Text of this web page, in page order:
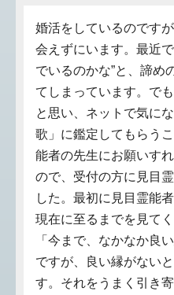
婚活をしているのです
会えずにいます。最近
でいるのかな”と、諦め
てしまっています。で
と思い、ネットで気に
歌」に鑑定してもらう
能者の先生にお願いす
ので、受付の方に見目
した。最初に見目霊能
現在に至るまでを見て
「今まで、なかなか良
ですが、良い縁がない
す。それをうまく引き